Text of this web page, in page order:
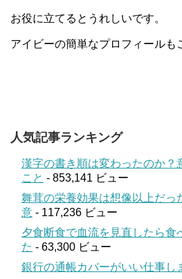
お役に立てるとうれしいです。
アイビーの簡単なプロフィールも
人気記事ランキング
漢字の書き順は変わったのか？
こと - 853,141 ビュー
舞茸の栄養効果は想像以上だっ
意 - 117,236 ビュー
夕食断食で血流を見直したら食
た - 63,300 ビュー
銀行の通帳カバーがいい仕事し